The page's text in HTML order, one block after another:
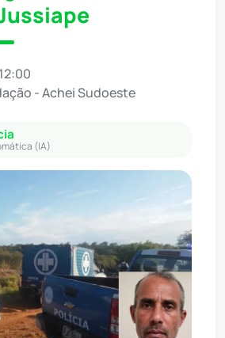
- Achei Sudoeste
(IA)